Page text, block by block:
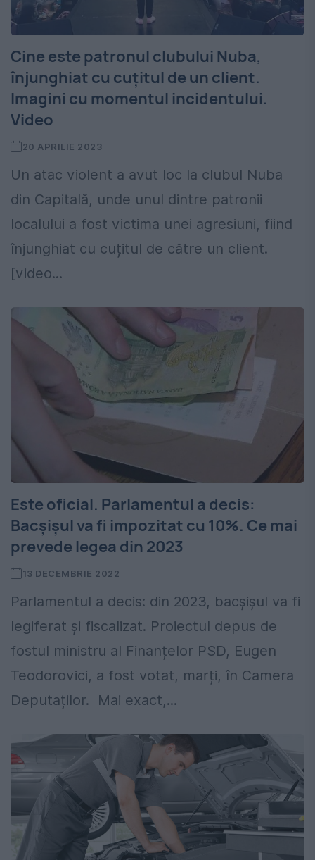
Cine este patronul clubului Nuba,
înjunghiat cu cuțitul de un client.
Imagini cu momentul incidentului.
Video
20 APRILIE 2023
Un atac violent a avut loc la clubul Nuba
din Capitală, unde unul dintre patronii
localului a fost victima unei agresiuni, fiind
înjunghiat cu cuțitul de către un client.
[video...
Este oficial. Parlamentul a decis:
Bacșișul va fi impozitat cu 10%. Ce mai
prevede legea din 2023
13 DECEMBRIE 2022
Parlamentul a decis: din 2023, bacșișul va fi
legiferat și fiscalizat. Proiectul depus de
fostul ministru al Finanțelor PSD, Eugen
Teodorovici, a fost votat, marți, în Camera
Deputaților. Mai exact,...